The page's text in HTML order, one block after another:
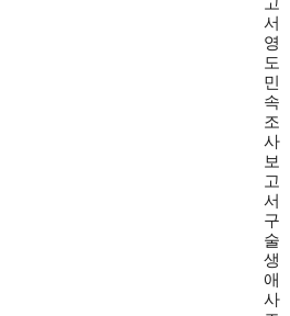
고
서
영
도
민
속
조
사
보
고
서
구
술
생
애
사